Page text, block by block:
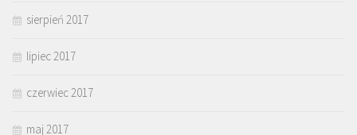
sierpień 2017
lipiec 2017
czerwiec 2017
maj 2017